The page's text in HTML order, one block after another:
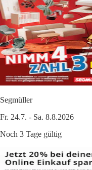
Segmüller
Fr. 24.7. - Sa. 8.8.2026
Noch 3 Tage gültig